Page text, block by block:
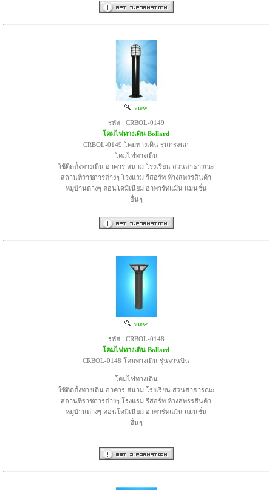
view
รหัส : CRBOL-0149
โคมไฟทางเดิน Bollard
CRBOL-0149 โคมทางเดิน รุ่นกรงนก
โคมไฟทางเดิน
ใช้ติดตั้งทางเดิน อาคาร สนาม โรงเรียน สวนสาธารณะ
สถานที่ราชการต่างๆ โรงแรม รีสอร์ท ห้างสพรรสินค้า
หมู่บ้านต่างๆ คอนโดมิเนียม อาพาร์ทแม้น แมนชั่น
อื่นๆ
view
รหัส : CRBOL-0148
โคมไฟทางเดิน Bollard
CRBOL-0148 โคมทางเดิน รุ่นจานบิน
โคมไฟทางเดิน
ใช้ติดตั้งทางเดิน อาคาร สนาม โรงเรียน สวนสาธารณะ
สถานที่ราชการต่างๆ โรงแรม รีสอร์ท ห้างสพรรสินค้า
หมู่บ้านต่างๆ คอนโดมิเนียม อาพาร์ทแม้น แมนชั่น
อื่นๆ